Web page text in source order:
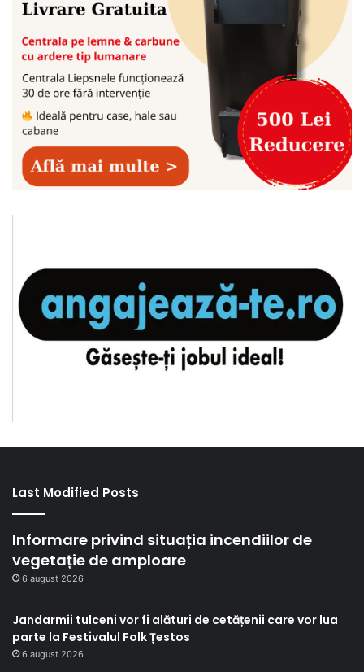
Last Modified Posts
Informare privind situația incendiilor de
vegetație de amploare
6 august 2026
Jandarmii tulceni vor fi alături de cetățenii care vor lua
parte la Festivalul Folk Țestos
6 august 2026